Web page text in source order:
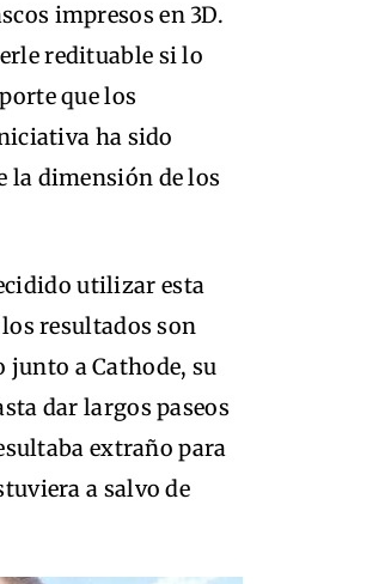
impresos en 3D.
redituable si lo
que los
ha sido
la dimensión de los
utilizar esta
resultados son
junto a Cathode, su
dar largos paseos
extraño para
a salvo de